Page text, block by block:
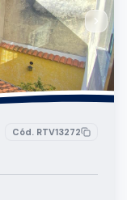
Cód. RTV13272